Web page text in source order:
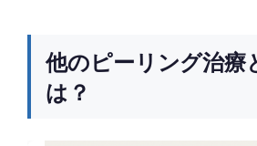
他のピーリング治療
は？